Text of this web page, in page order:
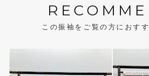
この振袖をご覧の方におす